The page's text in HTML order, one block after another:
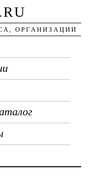
ОРГАНИЗАЦИИ